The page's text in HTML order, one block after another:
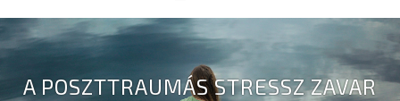
A POSZTTRAUMÁS STRESSZ ZAVAR